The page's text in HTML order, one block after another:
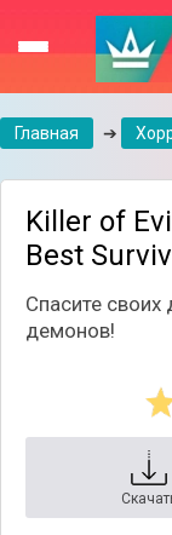
Главная ➔
Killer of
Best
Спасите своих
демонов!